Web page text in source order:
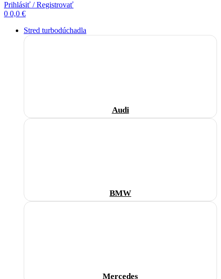
Prihlásiť / Registrovať
0 0,0 €
Stred turbodúchadla
Audi
BMW
Mercedes